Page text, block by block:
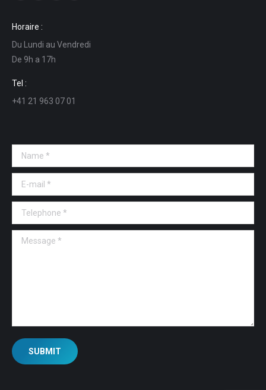
opens
in
new
window
opens
in
new
in
in
Horaire :
Du Lundi au Vendredi
De 9h a 17h
Tel :
+41 21 963 07 01
Name *
E-mail *
Telephone *
Message *
SUBMIT